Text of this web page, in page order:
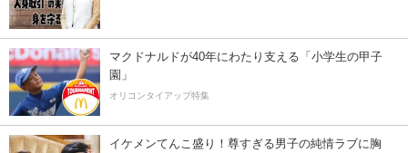
マクドナルドが40年にわたり支える「小学生の甲子
園」
オリコンタイアップ特集
イケメンてんこ盛り！尊すぎる男子の純情ラブに胸